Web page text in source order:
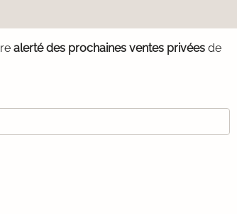
alerté des prochaines ventes privées de